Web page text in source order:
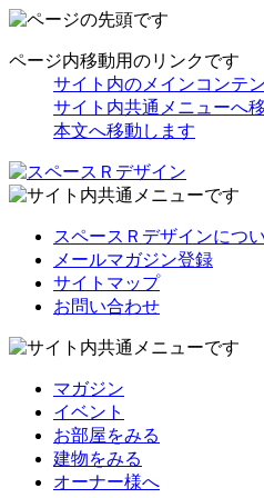
ページ内移動用のリンクです
サイト内のメインコンテ
サイト内共通メニューへ
本文へ移動します
スペースＲデザインにつ
メールマガジン登録
サイトマップ
お問い合わせ
マガジン
イベント
お部屋をみる
建物をみる
オーナー様へ